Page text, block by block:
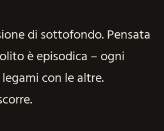
di sottofondo. Pensata
è episodica – ogni
con le altre.